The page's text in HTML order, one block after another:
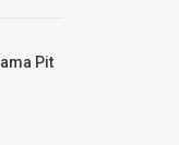
Pit